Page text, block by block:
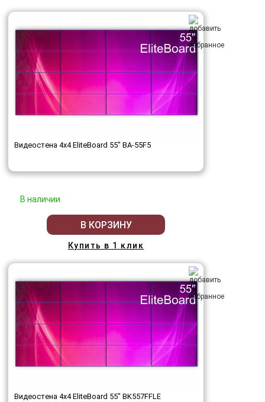
Видеостена 4x4 EliteBoard 55" BA-55F5
В наличии
В КОРЗИНУ
Купить в 1 клик
Видеостена 4x4 EliteBoard 55" BK557FFLE